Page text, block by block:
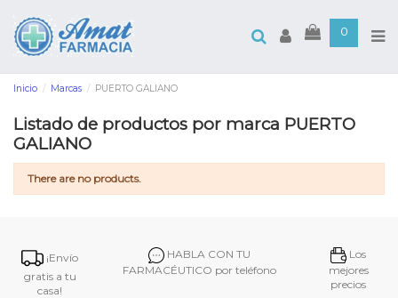
0
Inicio Marcas PUERTO GALIANO
Listado de productos por marca PUERTO
GALIANO
There are no products.
¡Envío
gratis a tu
casa!
HABLA CON TU
FARMACÉUTICO por teléfono
Los
mejores
precios